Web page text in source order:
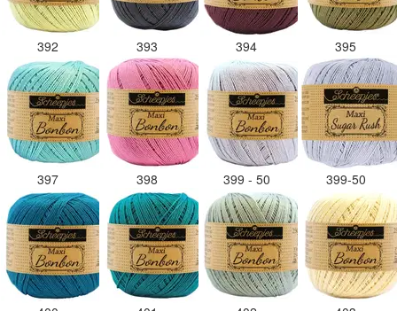
392 393 394 395
397 398 399 - 50 399-50